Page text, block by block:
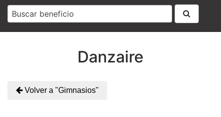
Buscar beneficio
Danzaire
Volver a "Gimnasios"